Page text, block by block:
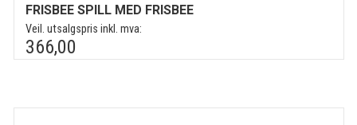
FRISBEE SPILL MED FRISBEE
Veil. utsalgspris inkl. mva:
366,00